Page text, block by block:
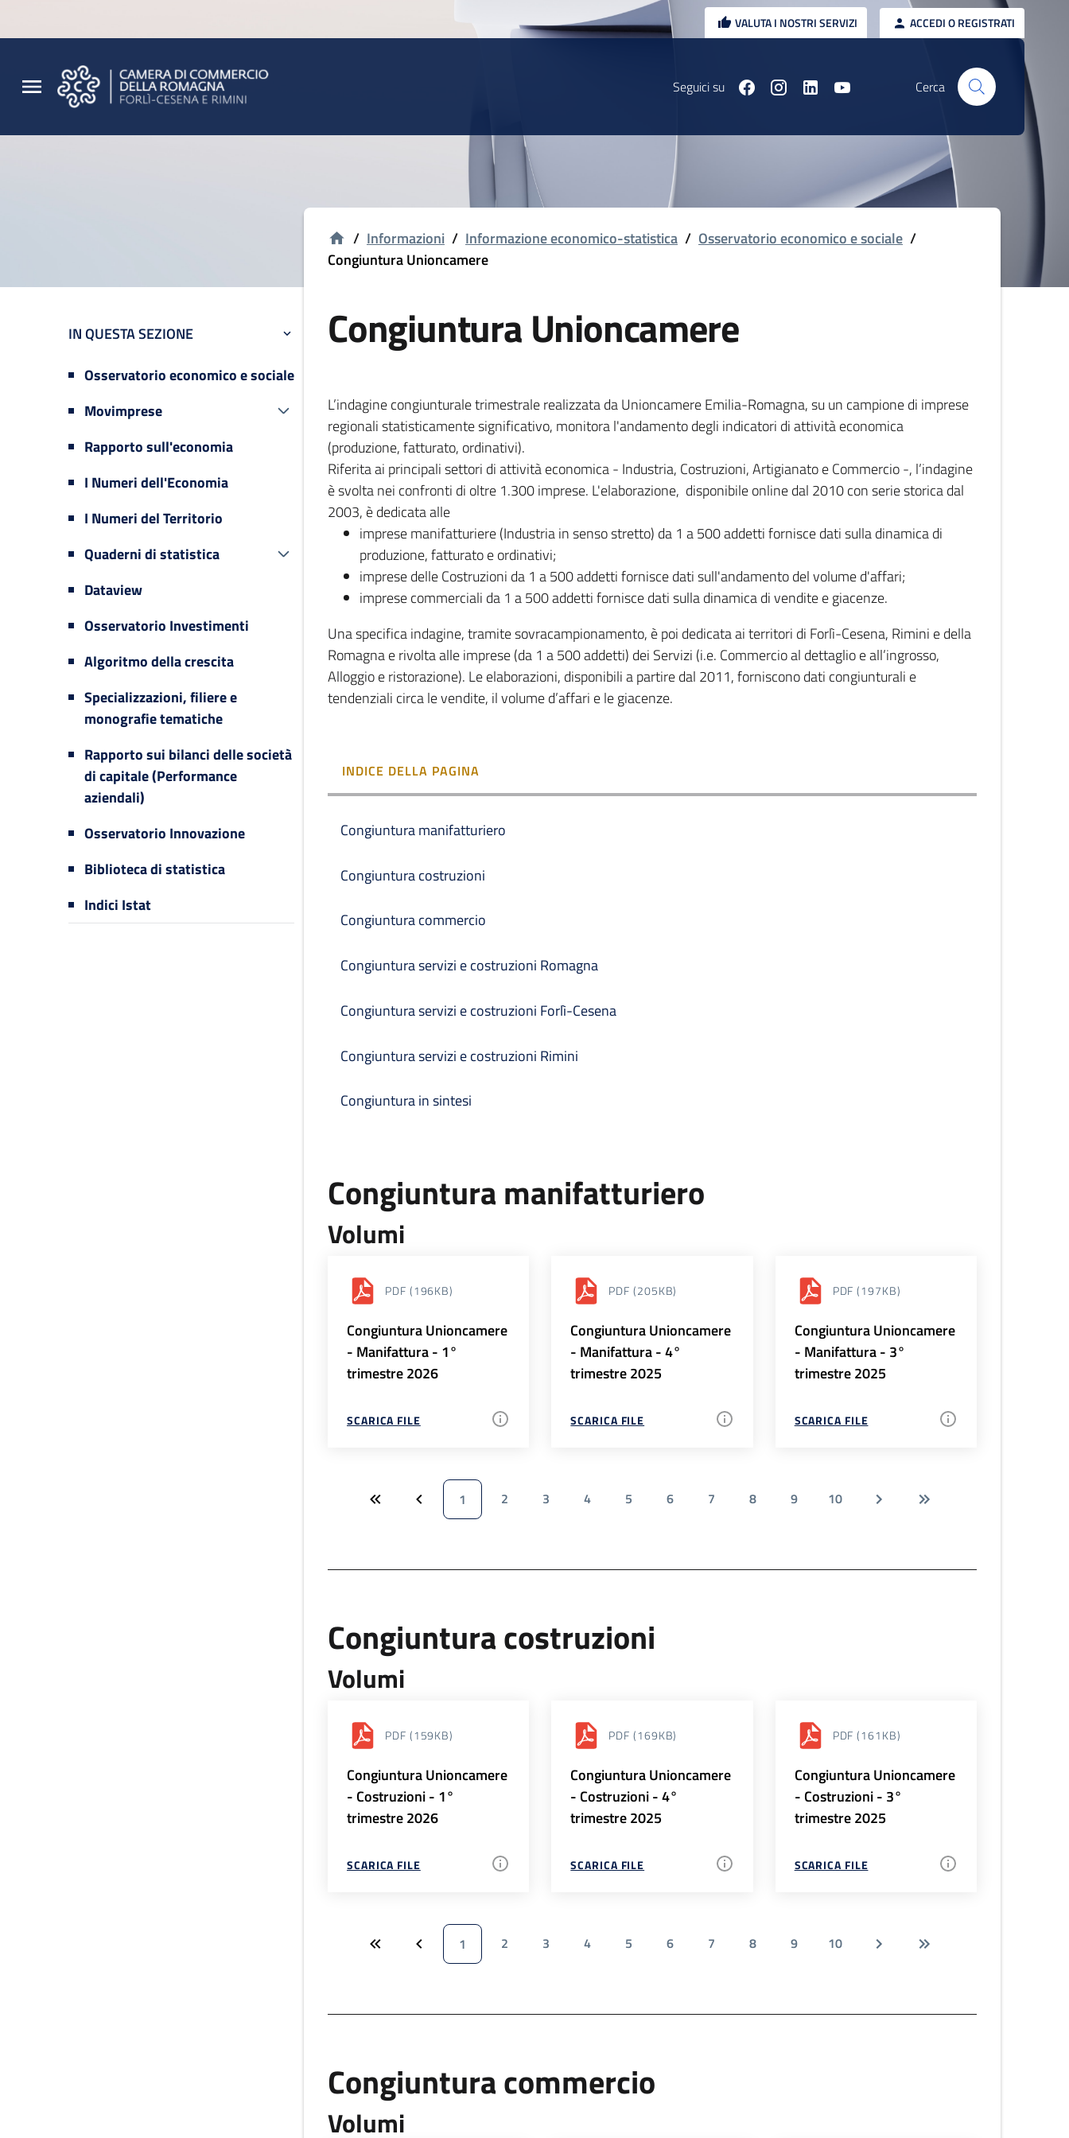
VALUTA I NOSTRI SERVIZI ACCEDI O REGISTRATI
Seguici su Cerca
IN QUESTA SEZIONE
Osservatorio economico e sociale
Movimprese
Rapporto sull'economia
I Numeri dell'Economia
I Numeri del Territorio
Quaderni di statistica
Dataview
Osservatorio Investimenti
Algoritmo della crescita
Specializzazioni, filiere e
monografie tematiche
Rapporto sui bilanci delle società
di capitale (Performance
aziendali)
Osservatorio Innovazione
Biblioteca di statistica
Indici Istat
/ Informazioni / Informazione economico-statistica / Osservatorio economico e sociale /
Congiuntura Unioncamere
Congiuntura Unioncamere
L’indagine congiunturale trimestrale realizzata da Unioncamere Emilia-Romagna, su un campione di imprese
regionali statisticamente significativo, monitora l'andamento degli indicatori di attività economica
(produzione, fatturato, ordinativi).
Riferita ai principali settori di attività economica - Industria, Costruzioni, Artigianato e Commercio -, l’indagine
è svolta nei confronti di oltre 1.300 imprese. L'elaborazione, disponibile online dal 2010 con serie storica dal
2003, è dedicata alle
imprese manifatturiere (Industria in senso stretto) da 1 a 500 addetti fornisce dati sulla dinamica di
produzione, fatturato e ordinativi;
imprese delle Costruzioni da 1 a 500 addetti fornisce dati sull'andamento del volume d'affari;
imprese commerciali da 1 a 500 addetti fornisce dati sulla dinamica di vendite e giacenze.
Una specifica indagine, tramite sovracampionamento, è poi dedicata ai territori di Forlì-Cesena, Rimini e della
Romagna e rivolta alle imprese (da 1 a 500 addetti) dei Servizi (i.e. Commercio al dettaglio e all’ingrosso,
Alloggio e ristorazione). Le elaborazioni, disponibili a partire dal 2011, forniscono dati congiunturali e
tendenziali circa le vendite, il volume d’affari e le giacenze.
INDICE DELLA PAGINA
Congiuntura manifatturiero
Congiuntura costruzioni
Congiuntura commercio
Congiuntura servizi e costruzioni Romagna
Congiuntura servizi e costruzioni Forlì-Cesena
Congiuntura servizi e costruzioni Rimini
Congiuntura in sintesi
Congiuntura manifatturiero
Volumi
PDF (196KB)
Congiuntura Unioncamere
- Manifattura - 1°
trimestre 2026
SCARICA FILE
PDF (205KB)
Congiuntura Unioncamere
- Manifattura - 4°
trimestre 2025
SCARICA FILE
PDF (197KB)
Congiuntura Unioncamere
- Manifattura - 3°
trimestre 2025
SCARICA FILE
1 2 3 4 5 6 7 8 9 10
Congiuntura costruzioni
Volumi
PDF (159KB)
Congiuntura Unioncamere
- Costruzioni - 1°
trimestre 2026
SCARICA FILE
PDF (169KB)
Congiuntura Unioncamere
- Costruzioni - 4°
trimestre 2025
SCARICA FILE
PDF (161KB)
Congiuntura Unioncamere
- Costruzioni - 3°
trimestre 2025
SCARICA FILE
1 2 3 4 5 6 7 8 9 10
Congiuntura commercio
Volumi